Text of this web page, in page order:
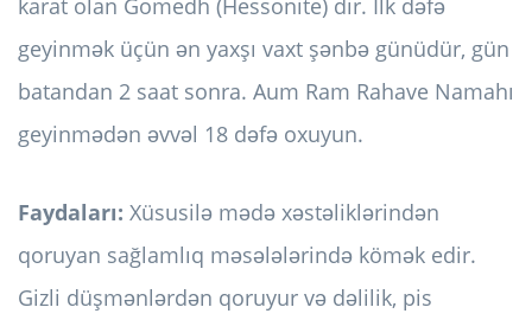
geyinmək üçün ən yaxşı vaxt şənbə günüdür, gün
batandan 2 saat sonra. Aum Ram Rahave Namahı
geyinmədən əvvəl 18 dəfə oxuyun.
Faydaları: Xüsusilə mədə xəstəliklərindən
qoruyan sağlamlıq məsələlərində kömək edir.
Gizli düşmənlərdən qoruyur və dəlilik, pis